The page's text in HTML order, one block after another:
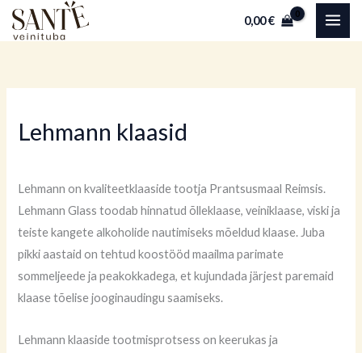
Skip
0,00€
Lehmann klaasid
Lehmann on kvaliteetklaaside tootja Prantsusmaal Reimsis.
Lehmann Glass toodab hinnatud õlleklaase, veiniklaase, viski ja
teiste kangete alkoholide nautimiseks mõeldud klaase. Juba
pikki aastaid on tehtud koostööd maailma parimate
sommeljeede ja peakokkadega, et kujundada järjest paremaid
klaase tõelise jooginaudingu saamiseks.
Lehmann klaaside tootmisprotsess on keerukas ja